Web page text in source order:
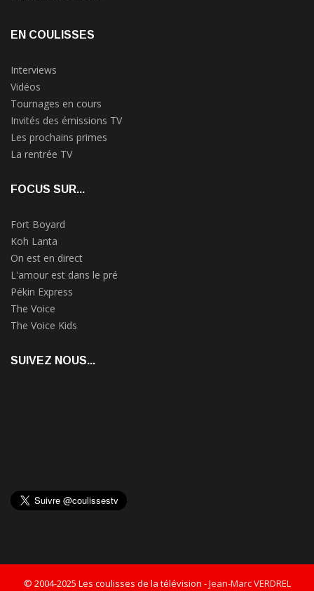
EN COULISSES
Interviews
Vidéos
Tournages en cours
Invités des émissions TV
Les prochains primes
La rentrée TV
FOCUS SUR...
Fort Boyard
Koh Lanta
On est en direct
L'amour est dans le pré
Pékin Express
The Voice
The Voice Kids
SUIVEZ NOUS...
© 2004-2025 Les coulisses de la télévision -Jean-Marc VERDREL